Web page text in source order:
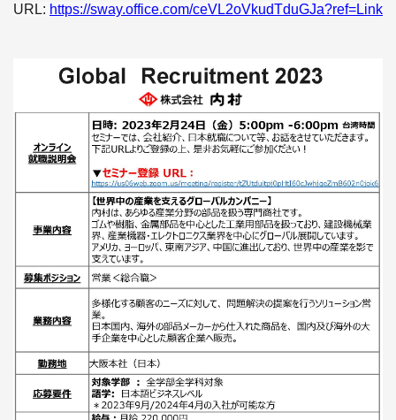
URL: https://sway.office.com/ceVL2oVkudTduGJa?ref=Link